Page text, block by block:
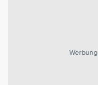
Werbung